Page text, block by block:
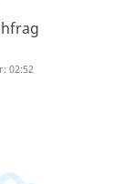
02:52